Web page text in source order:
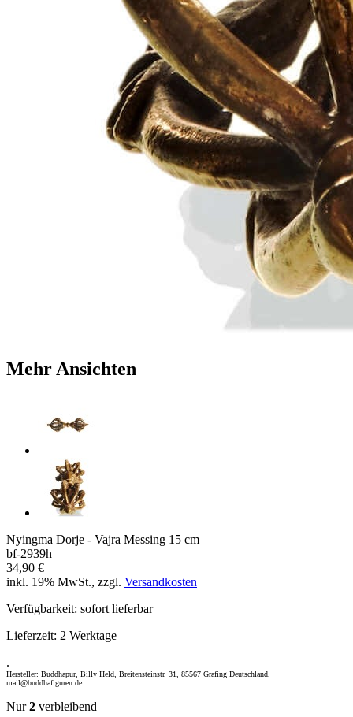
Mehr Ansichten
Nyingma Dorje - Vajra Messing 15 cm
bf-2939h
34,90 €
inkl. 19% MwSt., zzgl. Versandkosten
Verfügbarkeit: sofort lieferbar
Lieferzeit: 2 Werktage
.
Hersteller: Buddhapur, Billy Held, Breitensteinstr. 31, 85567 Grafing Deutschland,
mail@buddhafiguren.de
Nur2 verbleibend